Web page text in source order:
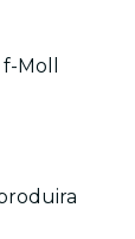
Moll